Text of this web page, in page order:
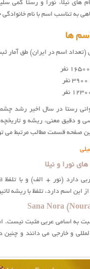
های نیلا، نورا و رستا کمی
به تناسب اسم با نام خانوادگی
ها
(تعداد اسم در ایران) طق آمار
رستا در سال اخیر رشد
و دقیق معنی، ریشه و تاریخچه
صفحه قسمت مطالب مرتبط می
نورا و نیلا
این اسم دارد، تلفظ با ریشه
به اسامی عربی مثبت نیست.
و خارجی می دانند و